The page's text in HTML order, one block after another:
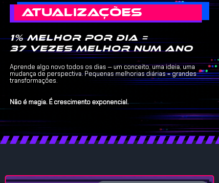
ATUALIZAÇÕES
1% melhor por dia =
37 vezes melhor num ano
Aprende algo novo todos os dias — um conceito, uma ideia, uma
mudança de perspectiva. Pequenas melhorias diárias = grandes
transformações.
Não é magia. É crescimento exponencial.